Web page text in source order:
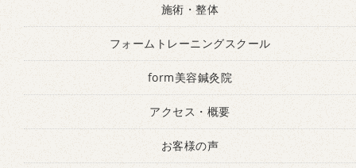
施術・整体
フォームトレーニングスクール
form美容鍼灸院
アクセス・概要
お客様の声